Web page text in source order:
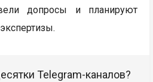
допросы и планируют
Telegram-каналов?